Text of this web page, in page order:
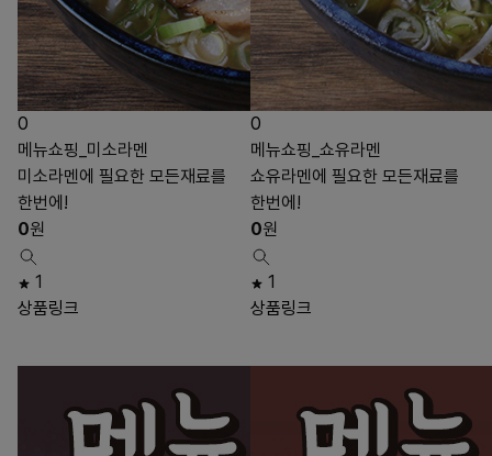
0
메뉴쇼핑_미소라멘
미소라멘에 필요한 모든재료를
한번에!
0원
1
상품링크
0
메뉴쇼핑_쇼유라멘
쇼유라멘에 필요한 모든재료를
한번에!
0원
1
상품링크